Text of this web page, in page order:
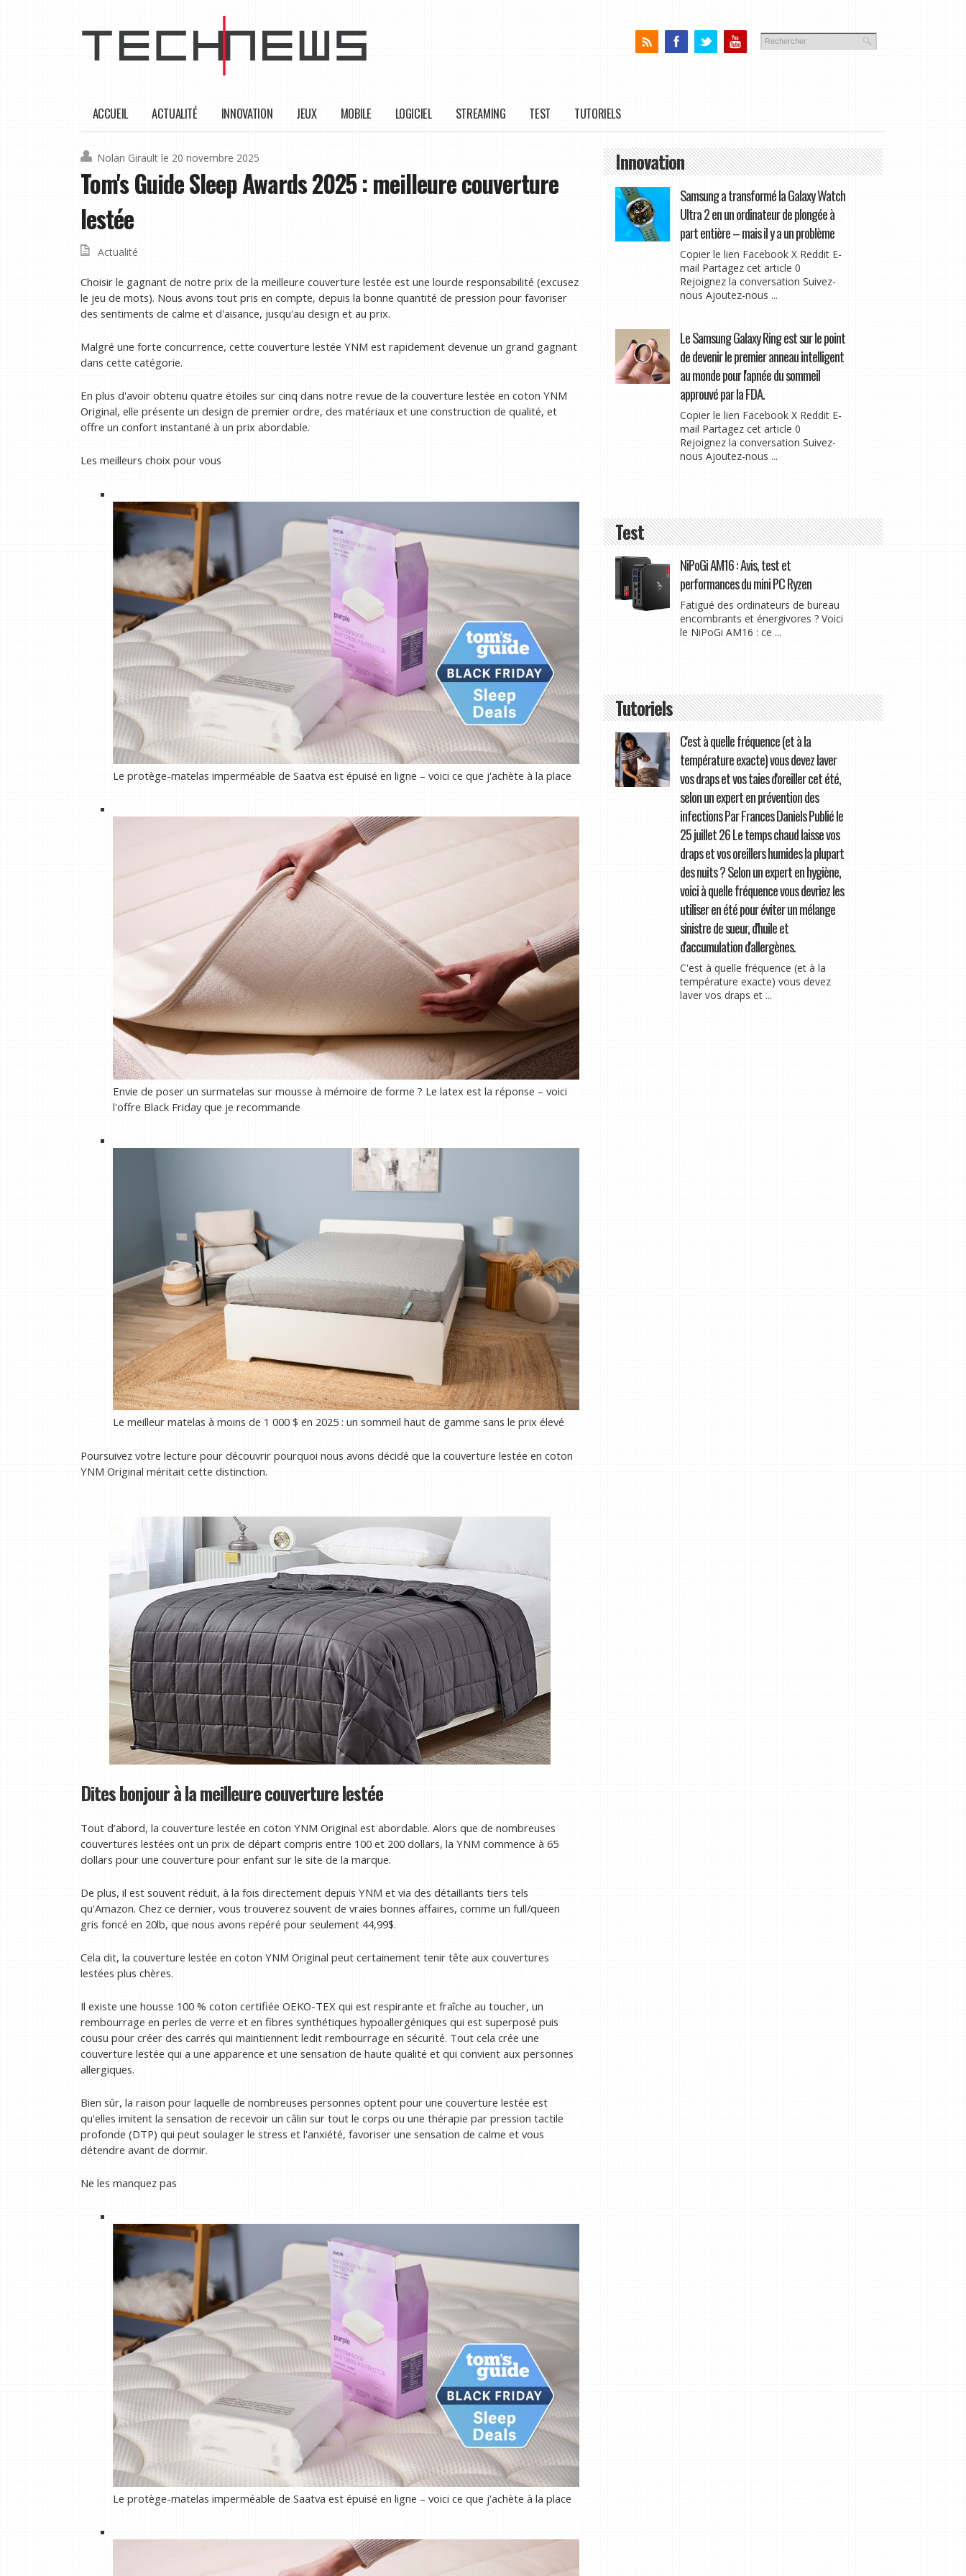
ACCUEIL ACTUALITÉ INNOVATION JEUX MOBILE LOGICIEL STREAMING TEST TUTORIELS
Nolan Girault le 20 novembre 2025
Tom's Guide Sleep Awards 2025 : meilleure couverture
lestée
Actualité
Choisir le gagnant de notre prix de la meilleure couverture lestée est une lourde responsabilité (excusez
le jeu de mots). Nous avons tout pris en compte, depuis la bonne quantité de pression pour favoriser
des sentiments de calme et d'aisance, jusqu'au design et au prix.
Malgré une forte concurrence, cette couverture lestée YNM est rapidement devenue un grand gagnant
dans cette catégorie.
En plus d'avoir obtenu quatre étoiles sur cinq dans notre revue de la couverture lestée en coton YNM
Original, elle présente un design de premier ordre, des matériaux et une construction de qualité, et
offre un confort instantané à un prix abordable.
Les meilleurs choix pour vous
Le protège-matelas imperméable de Saatva est épuisé en ligne – voici ce que j'achète à la place
Envie de poser un surmatelas sur mousse à mémoire de forme ? Le latex est la réponse – voici
l'offre Black Friday que je recommande
Le meilleur matelas à moins de 1 000 $ en 2025 : un sommeil haut de gamme sans le prix élevé
Poursuivez votre lecture pour découvrir pourquoi nous avons décidé que la couverture lestée en coton
YNM Original méritait cette distinction.
Dites bonjour à la meilleure couverture lestée
Tout d’abord, la couverture lestée en coton YNM Original est abordable. Alors que de nombreuses
couvertures lestées ont un prix de départ compris entre 100 et 200 dollars, la YNM commence à 65
dollars pour une couverture pour enfant sur le site de la marque.
De plus, il est souvent réduit, à la fois directement depuis YNM et via des détaillants tiers tels
qu'Amazon. Chez ce dernier, vous trouverez souvent de vraies bonnes affaires, comme un full/queen
gris foncé en 20lb, que nous avons repéré pour seulement 44,99$.
Cela dit, la couverture lestée en coton YNM Original peut certainement tenir tête aux couvertures
lestées plus chères.
Il existe une housse 100 % coton certifiée OEKO-TEX qui est respirante et fraîche au toucher, un
rembourrage en perles de verre et en fibres synthétiques hypoallergéniques qui est superposé puis
cousu pour créer des carrés qui maintiennent ledit rembourrage en sécurité. Tout cela crée une
couverture lestée qui a une apparence et une sensation de haute qualité et qui convient aux personnes
allergiques.
Bien sûr, la raison pour laquelle de nombreuses personnes optent pour une couverture lestée est
qu'elles imitent la sensation de recevoir un câlin sur tout le corps ou une thérapie par pression tactile
profonde (DTP) qui peut soulager le stress et l'anxiété, favoriser une sensation de calme et vous
détendre avant de dormir.
Ne les manquez pas
Le protège-matelas imperméable de Saatva est épuisé en ligne – voici ce que j'achète à la place
Innovation
Samsung a transformé la Galaxy Watch
Ultra 2 en un ordinateur de plongée à
part entière – mais il y a un problème
Copier le lien Facebook X Reddit E-
mail Partagez cet article 0
Rejoignez la conversation Suivez-
nous Ajoutez-nous ...
Le Samsung Galaxy Ring est sur le point
de devenir le premier anneau intelligent
au monde pour l'apnée du sommeil
approuvé par la FDA.
Copier le lien Facebook X Reddit E-
mail Partagez cet article 0
Rejoignez la conversation Suivez-
nous Ajoutez-nous ...
Test
NiPoGi AM16 : Avis, test et
performances du mini PC Ryzen
Fatigué des ordinateurs de bureau
encombrants et énergivores ? Voici
le NiPoGi AM16 : ce ...
Tutoriels
C'est à quelle fréquence (et à la
température exacte) vous devez laver
vos draps et vos taies d'oreiller cet été,
selon un expert en prévention des
infections Par Frances Daniels Publié le
25 juillet 26 Le temps chaud laisse vos
draps et vos oreillers humides la plupart
des nuits ? Selon un expert en hygiène,
voici à quelle fréquence vous devriez les
utiliser en été pour éviter un mélange
sinistre de sueur, d'huile et
d'accumulation d'allergènes.
C'est à quelle fréquence (et à la
température exacte) vous devez
laver vos draps et ...